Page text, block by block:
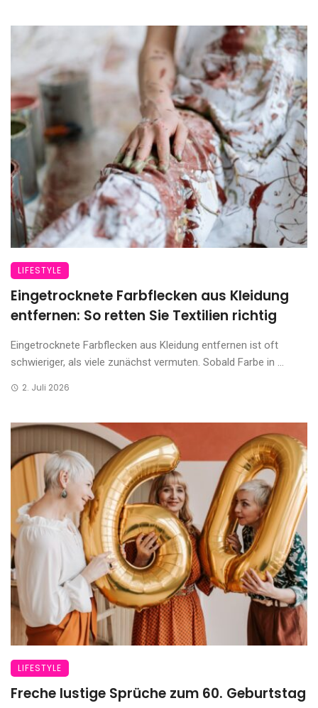
LIFESTYLE
Eingetrocknete Farbflecken aus Kleidung
entfernen: So retten Sie Textilien richtig
Eingetrocknete Farbflecken aus Kleidung entfernen ist oft
schwieriger, als viele zunächst vermuten. Sobald Farbe in ...
2. Juli 2026
LIFESTYLE
Freche lustige Sprüche zum 60. Geburtstag